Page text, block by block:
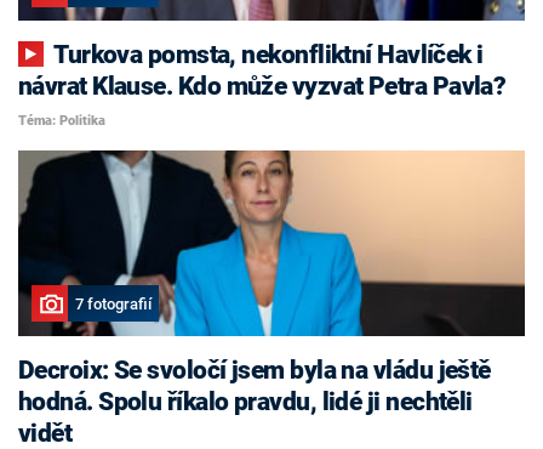
Turkova pomsta, nekonfliktní Havlíček i
návrat Klause. Kdo může vyzvat Petra Pavla?
Téma: Politika
7 fotografií
Decroix: Se svoločí jsem byla na vládu ještě
hodná. Spolu říkalo pravdu, lidé ji nechtěli
vidět